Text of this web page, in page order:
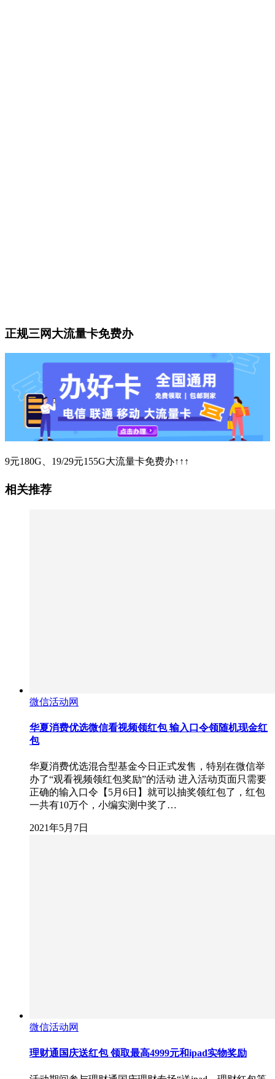
正规三网大流量卡免费办
9元180G、19/29元155G大流量卡免费办↑↑↑
相关推荐
微信活动网
华夏消费优选微信看视频领红包 输入口令领随机现金红
包
华夏消费优选混合型基金今日正式发售，特别在微信举
办了“观看视频领红包奖励”的活动 进入活动页面只需要
正确的输入口令【5月6日】就可以抽奖领红包了，红包
一共有10万个，小编实测中奖了…
2021年5月7日
微信活动网
理财通国庆送红包 领取最高4999元和ipad实物奖励